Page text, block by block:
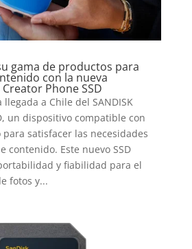
gama de productos para
con la nueva
Phone SSD
a Chile del SANDISK
un dispositivo compatible con
para satisfacer las necesidades
contenido. Este nuevo SSD
y fiabilidad para el
fotos y...